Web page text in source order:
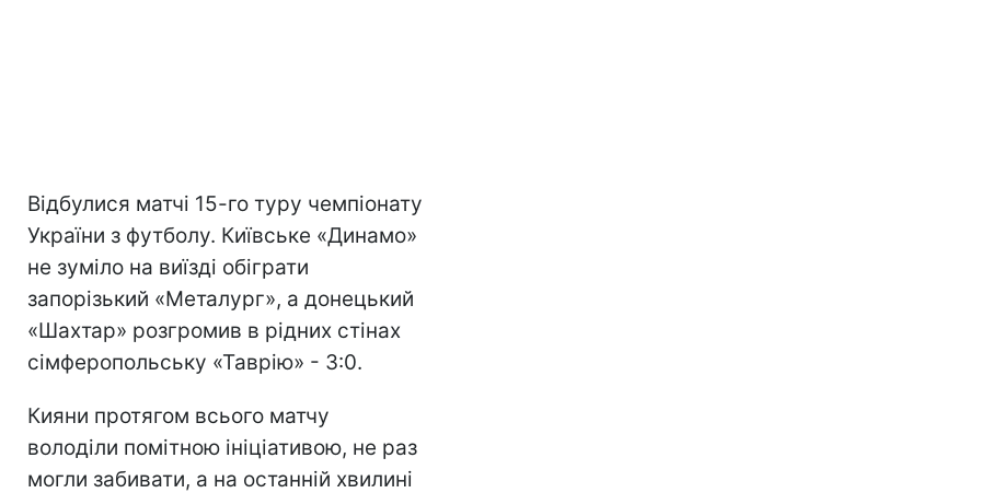
Відбулися матчі 15-го туру чемпіонату
України з футболу. Київське «Динамо»
не зуміло на виїзді обіграти
запорізький «Металург», а донецький
«Шахтар» розгромив в рідних стінах
сімферопольську «Таврію» - 3:0.
Кияни протягом всього матчу
володіли помітною ініціативою, не раз
могли забивати, а на останній хвилині